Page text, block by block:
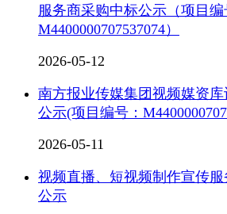
服务商采购中标公示（项目编
M4400000707537074）
2026-05-12
南方报业传媒集团视频媒资
公示(项目编号：
2026-05-11
视频直播、短视频制作宣传
公示